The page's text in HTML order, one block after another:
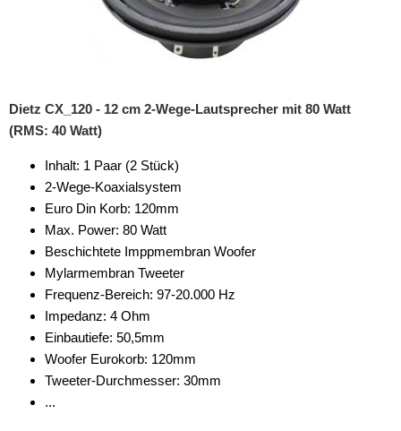
Dietz CX_120 - 12 cm 2-Wege-Lautsprecher mit 80 Watt
(RMS: 40 Watt)
Inhalt: 1 Paar (2 Stück)
2-Wege-Koaxialsystem
Euro Din Korb: 120mm
Max. Power: 80 Watt
Beschichtete Imppmembran Woofer
Mylarmembran Tweeter
Frequenz-Bereich: 97-20.000 Hz
Impedanz: 4 Ohm
Einbautiefe: 50,5mm
Woofer Eurokorb: 120mm
Tweeter-Durchmesser: 30mm
...